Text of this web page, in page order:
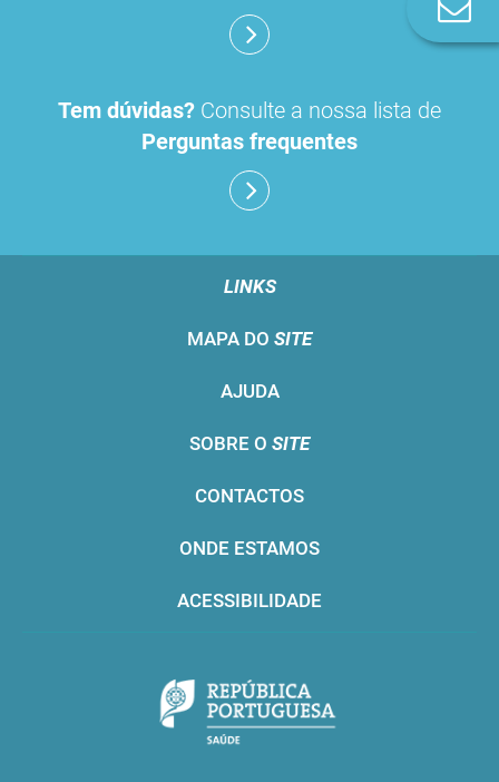
Tem dúvidas? Consulte a nossa lista de
Perguntas frequentes
LINKS
MAPA DO SITE
AJUDA
SOBRE O SITE
CONTACTOS
ONDE ESTAMOS
ACESSIBILIDADE